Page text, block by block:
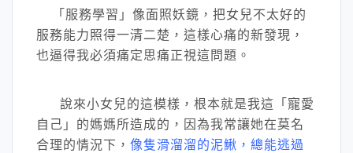
「服務學習」像面照妖鏡，把女兒不太好的
服務能力照得一清二楚，這樣心痛的新發現，
也逼得我必須痛定思痛正視這問題。
說來小女兒的這模樣，根本就是我這「寵愛
自己」的媽媽所造成的，因為我常讓她在莫名
合理的情況下， 像隻滑溜溜的泥鰍，總能逃過